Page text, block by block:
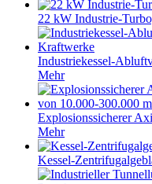
22 kW Industrie-
Industriekessel-
Mehr
Explosionssicherer
Mehr
Kessel-